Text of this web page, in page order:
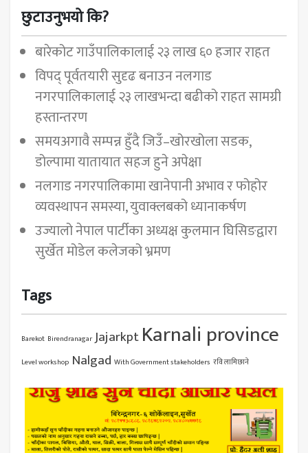
छुटाउनुभयो कि?
बारेकोट गाउँपालिकालाई २३ लाख ६० हजार राहत
विपद् पूर्वतयारी सुदृढ बनाउन नलगाड
नगरपालिकालाई २३ लाखभन्दा बढीको राहत सामग्री
हस्तान्तरण
समयअगावै सम्पन्न हुँदै जिउँ–खोरखोला सडक,
डोल्पामा यातायात सहज हुने अपेक्षा
नलगाड नगरपालिकामा खानेपानी अभाव र फोहोर
व्यवस्थापन समस्या, युवाक्लबको ध्यानाकर्षण
उज्यालो नेपाल पार्टीका अध्यक्ष कुलमान घिसिङद्वारा
सुर्खेत मोडेल कलेजको भ्रमण
Tags
Barekot Birendranagar JajarkptKarnali province
Level workshop Nalgad With Government stakeholders रवि लामिछाने